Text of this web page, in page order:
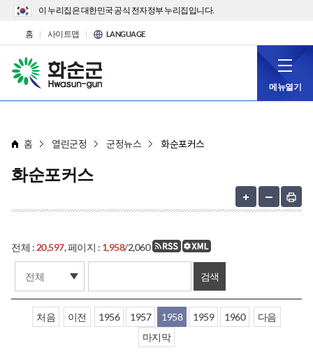
이 누리집은 대한민국 공식 전자정부 누리집입니다.
홈 사이트맵 LANGUAGE
메뉴열기
홈 열린군정 군정뉴스 화순포커스
화순포커스
전체 : 20,597, 페이지 : 1,958/2,060
처음 이전 1956 1957 1958 1959 1960
다음
마지막